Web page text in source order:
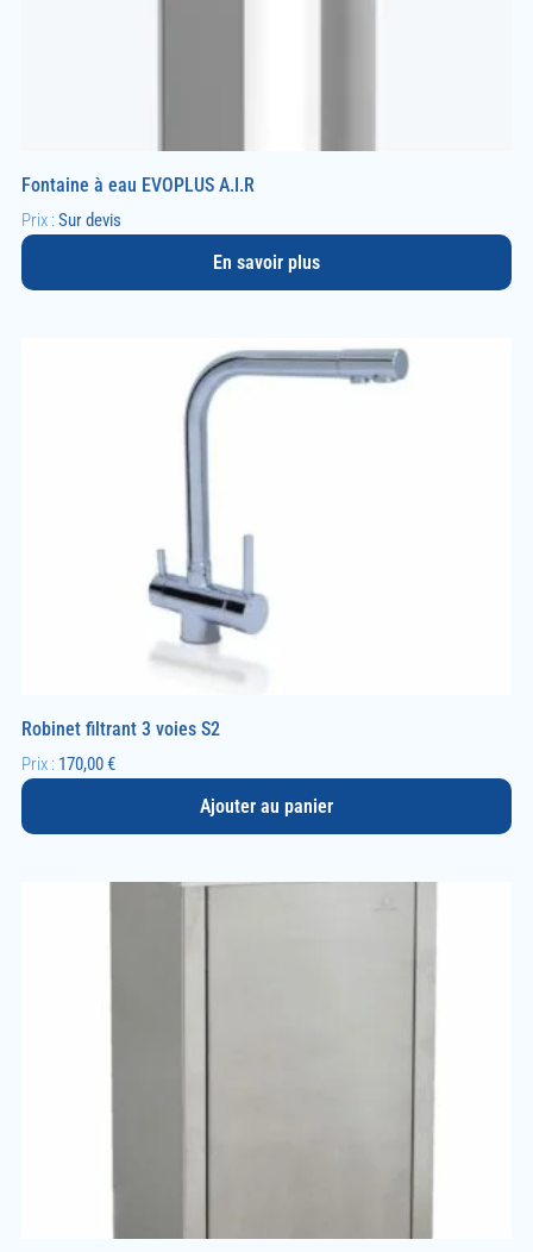
Fontaine à eau EVOPLUS A.I.R
Prix : Sur devis
En savoir plus
Robinet filtrant 3 voies S2
Prix : 170,00€
Ajouter au panier